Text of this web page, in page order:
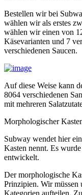
Bestellen wir bei
wählen wir als erstes
wählen wir einen von
Käsevarianten und 7
verschiedenen Saucen.
Auf diese Weise kann
8064 verschiedenen
mit mehreren
Morphologischer
Subway wendet hier
Kasten nennt. Es
entwickelt.
Der morphologische
Prinzipien. Wir müssen